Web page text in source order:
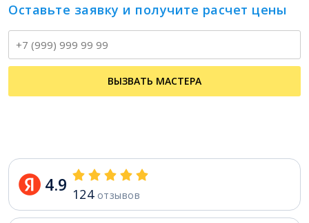
Оставьте заявку и получите расчет цены
ВЫЗВАТЬ МАСТЕРА
4.9 124отзывов